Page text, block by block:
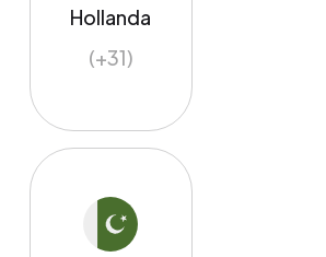
Hollanda
(+31)